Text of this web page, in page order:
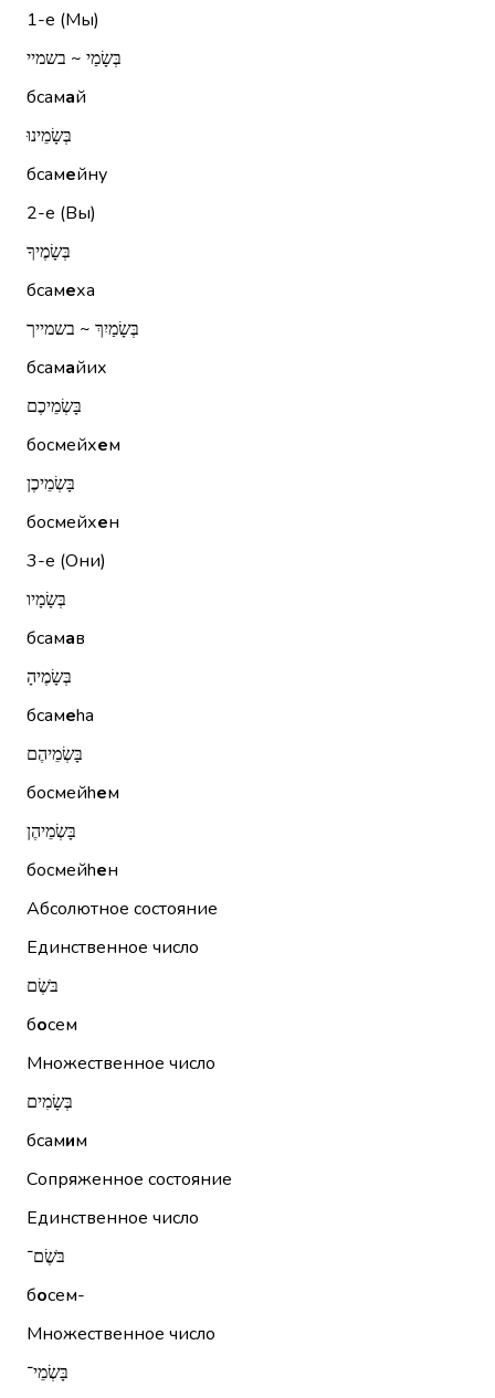
1-е (Мы)
בְּשָׂמַי ~ בשמיי
бсамай
בְּשָׂמֵינוּ
бсамейну
2-е (Вы)
בְּשָׂמֶיךָ
бсамеха
בְּשָׂמַיִךְ ~ בשמייך
бсамайих
בָּשְׂמֵיכֶם
босмейхем
בָּשְׂמֵיכֶן
босмейхен
3-е (Они)
בְּשָׂמָיו
бсамав
בְּשָׂמֶיהָ
бсамеhа
בָּשְׂמֵיהֶם
босмейhем
בָּשְׂמֵיהֶן
босмейhен
Абсолютное состояние
Единственное число
בֹּשֶׂם
босем
Множественное число
בְּשָׂמִים
бсамим
Сопряженное состояние
Единственное число
בֹּשֶׂם־
босем-
Множественное число
בָּשְׂמֵי־